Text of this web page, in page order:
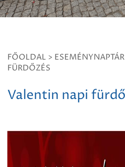
FŐOLDAL > ESEMÉNYNAPTÁR
FÜRDŐZÉS
Valentin napi